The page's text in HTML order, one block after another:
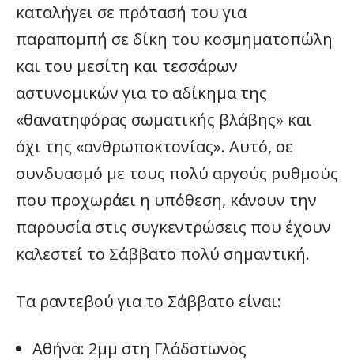
καταλήγει σε πρότασή του για
παραπομπή σε δίκη του κοσμηματοπώλη
και του μεσίτη και τεσσάρων
αστυνομικών για το αδίκημα της
«θανατηφόρας σωματικής βλάβης» και
όχι της «ανθρωποκτονίας». Αυτό, σε
συνδυασμό με τους πολύ αργούς ρυθμούς
που προχωράει η υπόθεση, κάνουν την
παρουσία στις συγκεντρώσεις που έχουν
καλεστεί το Σάββατο πολύ σημαντική.
Τα ραντεβού για το Σάββατο είναι:
Αθήνα: 2μμ στη Γλάδστωνος